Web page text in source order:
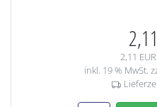
2,11
inkl. 19 % MwSt.